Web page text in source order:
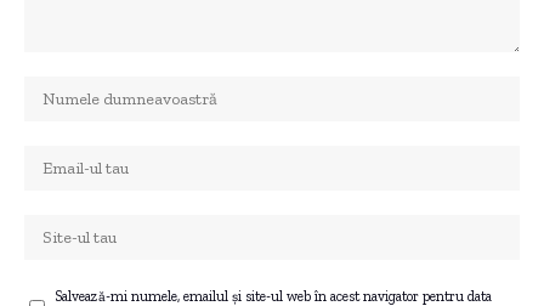
Salvează-mi numele, emailul și site-ul web în acest navigator pentru data